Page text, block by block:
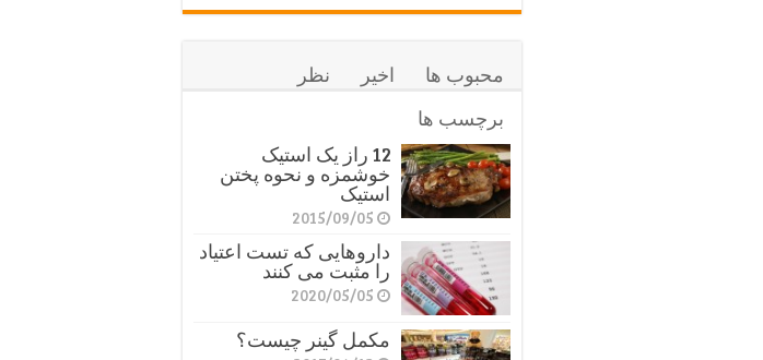
محبوب ها اخیر
نظر
برچسب ها
12 راز یک استیک
خوشمزه و نحوه پختن
استیک
2015/09/05
داروهایی که تست اعتیاد
را مثبت می کنند
2020/05/05
مکمل گینر چیست؟